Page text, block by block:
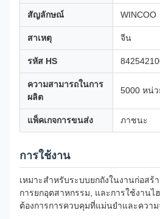
สัญลักษณ์ WINCOO
สาเหตุ จีน
รหัส HS
ความสามารถในการ
ผลิต
5000 หน่ว
แพ็คเกจการขนส่ง ภาชนะ
การใช้งาน
เหมาะสําหรับระบบยกถังในงานก่อสร้
การยกอุตสาหกรรม, และการใช้งาน
ต้องการการควบคุมที่แม่นยําและความ